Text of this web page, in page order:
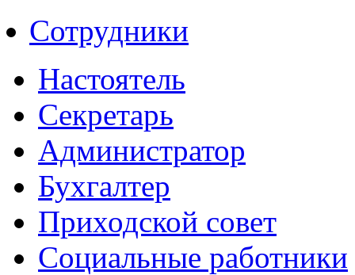
Сотрудники
Настоятель
Секретарь
Администратор
Бухгалтер
Приходской совет
Социальные работники